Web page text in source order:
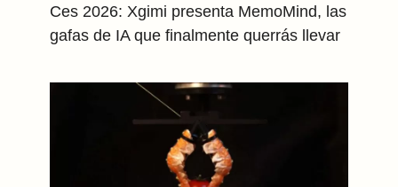
Ces 2026: Xgimi presenta MemoMind, las
gafas de IA que finalmente querrás llevar